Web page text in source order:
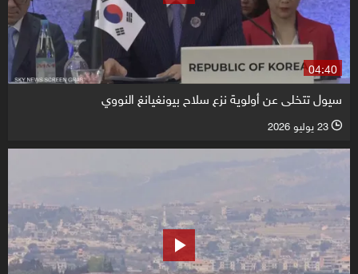
04:40
سيول تتخلى عن أولوية نزع سلاح بيونغيانغ النووي
l 23 يوليو 2026